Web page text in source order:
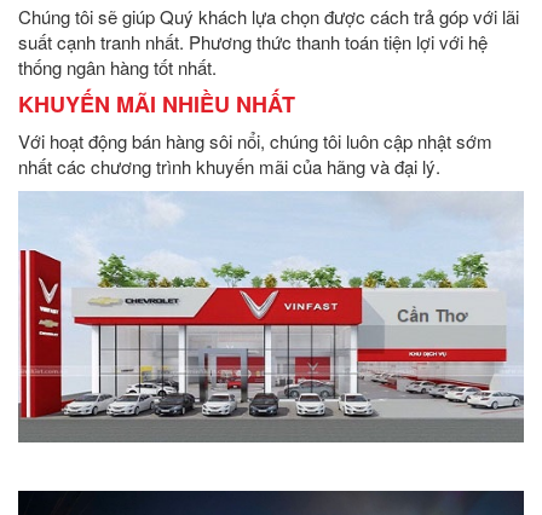
Chúng tôi sẽ giúp Quý khách lựa chọn được cách trả góp với lãi
suất cạnh tranh nhất. Phương thức thanh toán tiện lợi với hệ
thống ngân hàng tốt nhất.
KHUYẾN MÃI NHIỀU NHẤT
Với hoạt động bán hàng sôi nổi, chúng tôi luôn cập nhật sớm
nhất các chương trình khuyến mãi của hãng và đại lý.